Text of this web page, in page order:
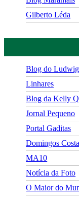
Gilberto Léda
Blog do Ludwig
Linhares
Blog da Kelly
Jornal Pequeno
Portal Gaditas
Domingos Costa
MA10
Notícia da Foto
O Maior do